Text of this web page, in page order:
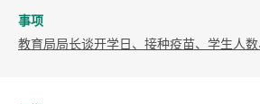
事项
教育局局长谈开学日、接种疫苗、学生人